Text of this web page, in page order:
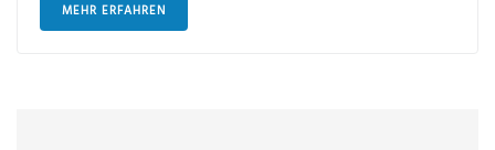
MEHR ERFAHREN